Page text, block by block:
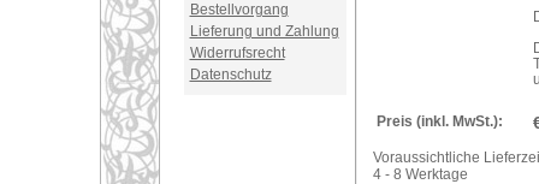
Bestellvorgang
Lieferung und Zahlung
Widerrufsrecht
Datenschutz
Preis (inkl. MwSt.):
Voraussichtliche
4 - 8 Werktage